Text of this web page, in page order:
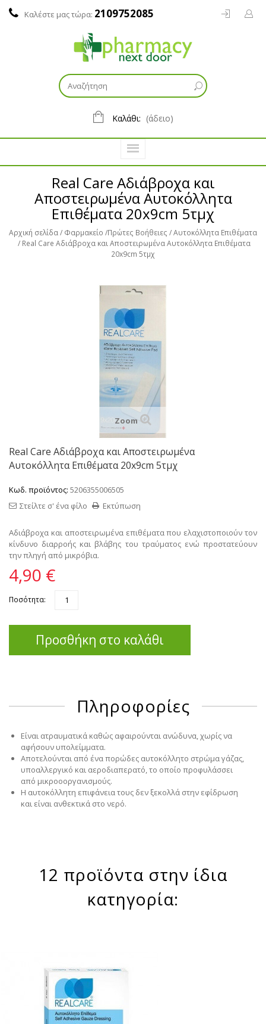
Καλέστε μας τώρα: 2109752085
Καλάθι: (άδειο)
Real Care Aδιάβροχα και
Αποστειρωμένα Αυτοκόλλητα
Επιθέματα 20x9cm 5τμχ
Αρχική σελίδα Φαρμακείο Πρώτες Βοήθειες
Αυτοκόλλητα Επιθέματα
Real Care Aδιάβροχα και Αποστειρωμένα Αυτοκόλλητα Επιθέματα
20x9cm 5τμχ
Zoom
Real Care Aδιάβροχα και Αποστειρωμένα
Αυτοκόλλητα Επιθέματα 20x9cm 5τμχ
Κωδ. προϊόντος: 5206355006505
Εκτύπωση
Στείλτε σ' ένα φίλο
Αδιάβροχα και αποστειρωμένα επιθέματα που ελαχιστοποιούν τον
κίνδυνο διαρροής και βλάβης του τραύματος ενώ προστατεύουν
την πληγή από μικρόβια.
4,90 €
Ποσότητα:
Προσθήκη στο καλάθι
Πληροφορίες
Είναι ατραυματικά καθώς αφαιρούνται ανώδυνα, χωρίς να
αφήσουν υπολείμματα.
Αποτελούνται από ένα πορώδες αυτοκόλλητο στρώμα γάζας,
υποαλλεργικό και αεροδιαπερατό, το οποίο προφυλάσσει
από μικροοοργανισμούς.
Η αυτοκόλλητη επιφάνεια τους δεν ξεκολλά στην εφίδρωση
και είναι ανθεκτικά στο νερό.
12 προϊόντα στην ίδια
κατηγορία: